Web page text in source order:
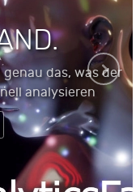
das, was der
analysieren